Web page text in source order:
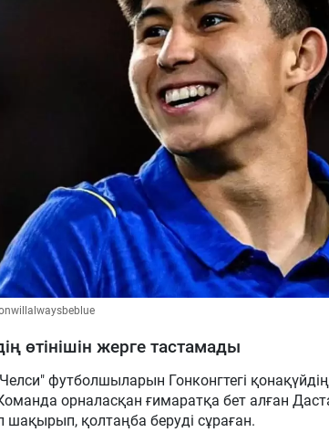
өтінішін жерге тастамады
футболшыларын Гонконгтегі
орналасқан ғимаратқа бет алған
шақырып, қолтаңба беруді сұраған.